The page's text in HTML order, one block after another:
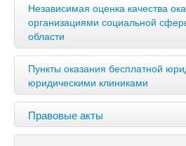
Независимая оценка качества
организациями социальной
области
Пункты оказания бесплатной
юридическими клиниками
Правовые акты